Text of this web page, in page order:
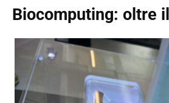
Biocomputing: oltre